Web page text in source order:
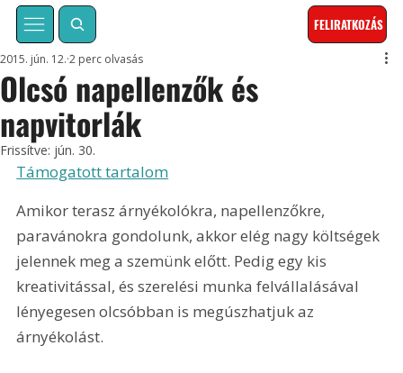
FELIRATKOZÁS
Olcsó napellenzők és
napvitorlák
2015. jún. 12. 2 perc olvasás
Frissítve: jún. 30.
Támogatott tartalom
Amikor terasz árnyékolókra, napellenzőkre,
paravánokra gondolunk, akkor elég nagy költségek
jelennek meg a szemünk előtt. Pedig egy kis
kreativitással, és szerelési munka felvállalásával
lényegesen olcsóbban is megúszhatjuk az
árnyékolást.